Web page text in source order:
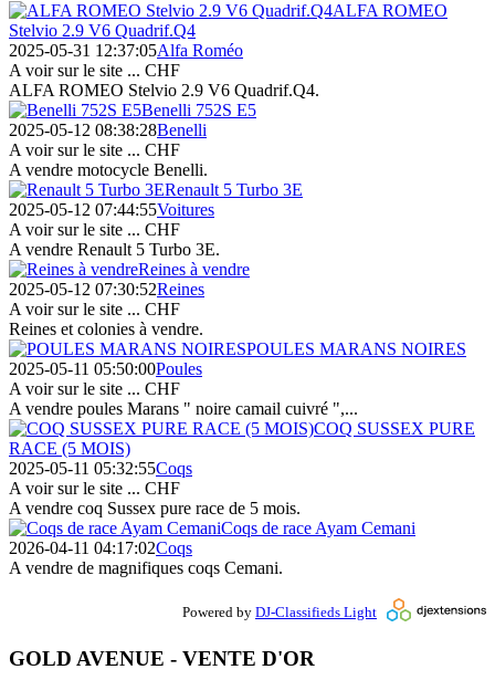
ALFA ROMEO
Stelvio 2.9 V6 Quadrif.Q4
2025-05-31 12:37:05Alfa Roméo
A voir sur le site ... CHF
ALFA ROMEO Stelvio 2.9 V6 Quadrif.Q4.
Benelli 752S E5
2025-05-12 08:38:28Benelli
A voir sur le site ... CHF
A vendre motocycle Benelli.
Renault 5 Turbo 3E
2025-05-12 07:44:55Voitures
A voir sur le site ... CHF
A vendre Renault 5 Turbo 3E.
Reines à vendre
2025-05-12 07:30:52Reines
A voir sur le site ... CHF
Reines et colonies à vendre.
POULES MARANS NOIRES
2025-05-11 05:50:00Poules
A voir sur le site ... CHF
A vendre poules Marans " noire camail cuivré ",...
COQ SUSSEX PURE
RACE (5 MOIS)
2025-05-11 05:32:55Coqs
A voir sur le site ... CHF
A vendre coq Sussex pure race de 5 mois.
Coqs de race Ayam Cemani
2026-04-11 04:17:02Coqs
A vendre de magnifiques coqs Cemani.
Powered by DJ-Classifieds Light
GOLD AVENUE - VENTE D'OR